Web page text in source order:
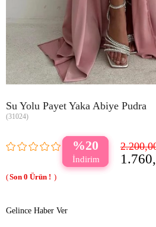
Su Yolu Payet Yaka Abiye Pudra
(31024)
20
0
Gelince Haber Ver